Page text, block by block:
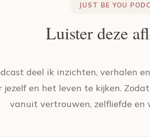
JUST BE YOU
Luister deze
deel ik inzichten, verhalen
jezelf en het leven te kijken.
vanuit vertrouwen, zelfliefde en